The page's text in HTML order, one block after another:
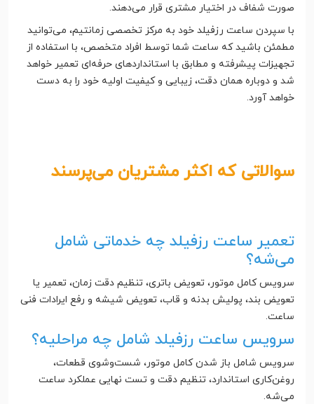
صورت شفاف در اختیار مشتری قرار می‌دهند.
با سپردن ساعت رزفیلد خود به مرکز تخصصی زمانتیم، می‌توانید
مطمئن باشید که ساعت شما توسط افراد متخصص، با استفاده از
تجهیزات پیشرفته و مطابق با استانداردهای حرفه‌ای تعمیر خواهد
شد و دوباره همان دقت، زیبایی و کیفیت اولیه خود را به دست
خواهد آورد.
سوالاتی که اکثر مشتریان می‌پرسند
تعمیر ساعت رزفیلد چه خدماتی شامل
می‌شه؟
سرویس کامل موتور، تعویض باتری، تنظیم دقت زمان، تعمیر یا
تعویض بند، پولیش بدنه و قاب، تعویض شیشه و رفع ایرادات فنی
ساعت.
سرویس ساعت رزفیلد شامل چه مراحلیه؟
سرویس شامل باز شدن کامل موتور، شست‌وشوی قطعات،
روغن‌کاری استاندارد، تنظیم دقت و تست نهایی عملکرد ساعت
می‌شه.